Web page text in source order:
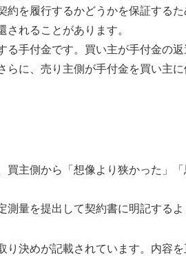
を履行するかどうかを保証する
れることがあります。
る手付金です。買い主が手付金の
に、売り主側が手付金を買い主
買主側から「想像より狭かった」
量を提出して契約書に明記するよ
り決めが記載されています。内容